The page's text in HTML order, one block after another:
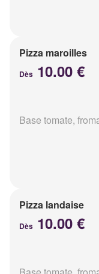
Pizza maroilles
Dès 10.00 €
Base tomate,
Pizza landaise
Dès 10.00 €